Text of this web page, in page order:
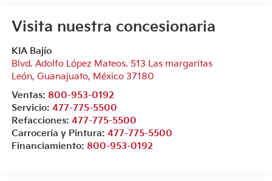
Visita nuestra concesionaria
KIA Bajío
Blvd. Adolfo López Mateos. 513 Las margaritas
León, Guanajuato, México 37180
Ventas: 800-953-0192
Servicio: 477-775-5500
Refacciones: 477-775-5500
Carrocería y Pintura: 477-775-5500
Financiamiento: 800-953-0192